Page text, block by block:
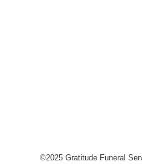
©2025 Gratitude Funeral